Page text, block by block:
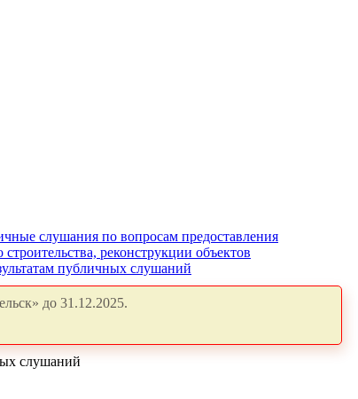
слушания по вопросам предоставления
реконструкции объектов
публичных слушаний
до 31.12.2025.
слушаний